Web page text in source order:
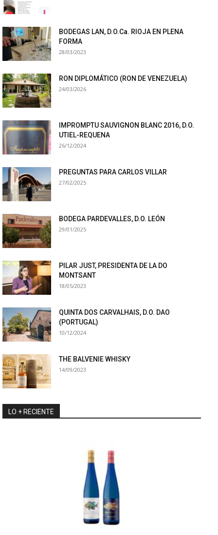
BODEGAS LAN, D.O.Ca. RIOJA EN PLENA
FORMA
28/03/2023
RON DIPLOMÁTICO (RON DE VENEZUELA)
24/03/2026
IMPROMPTU SAUVIGNON BLANC 2016, D.O.
UTIEL-REQUENA
26/12/2024
PREGUNTAS PARA CARLOS VILLAR
27/02/2025
BODEGA PARDEVALLES, D.O. LEÓN
29/01/2025
PILAR JUST, PRESIDENTA DE LA DO
MONTSANT
18/05/2023
QUINTA DOS CARVALHAIS, D.O. DAO
(PORTUGAL)
10/12/2024
THE BALVENIE WHISKY
14/09/2023
LO + RECIENTE